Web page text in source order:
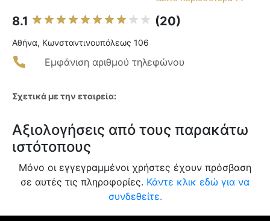
8.1 (20)
Αθήνα, Κωνσταντινουπόλεως 106
Εμφάνιση αριθμού τηλεφώνου
Σχετικά με την εταιρεία:
Αξιολογήσεις από τους παρακάτω
ιστότοπους
Μόνο οι εγγεγραμμένοι χρήστες έχουν πρόσβαση
σε αυτές τις πληροφορίες. Κάντε κλικ εδώ για να
συνδεθείτε.